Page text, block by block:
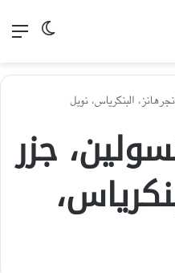
الوضع
البنكرياس، نوبل
جزر